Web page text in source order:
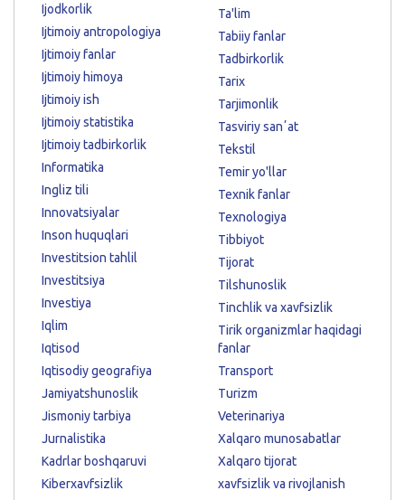
Ijodkorlik
Ijtimoiy antropologiya
Ijtimoiy fanlar
Ijtimoiy himoya
Ijtimoiy ish
Ijtimoiy statistika
Ijtimoiy tadbirkorlik
Informatika
Ingliz tili
Innovatsiyalar
Inson huquqlari
Investitsion tahlil
Investitsiya
Investiya
Iqlim
Iqtisod
Iqtisodiy geografiya
Jamiyatshunoslik
Jismoniy tarbiya
Jurnalistika
Kadrlar boshqaruvi
Kiberxavfsizlik
Ta'lim
Tabiiy fanlar
Tadbirkorlik
Tarix
Tarjimonlik
Tasviriy sanʼat
Tekstil
Temir yo'llar
Texnik fanlar
Texnologiya
Tibbiyot
Tijorat
Tilshunoslik
Tinchlik va xavfsizlik
Tirik organizmlar haqidagi
fanlar
Transport
Turizm
Veterinariya
Xalqaro munosabatlar
Xalqaro tijorat
xavfsizlik va rivojlanish